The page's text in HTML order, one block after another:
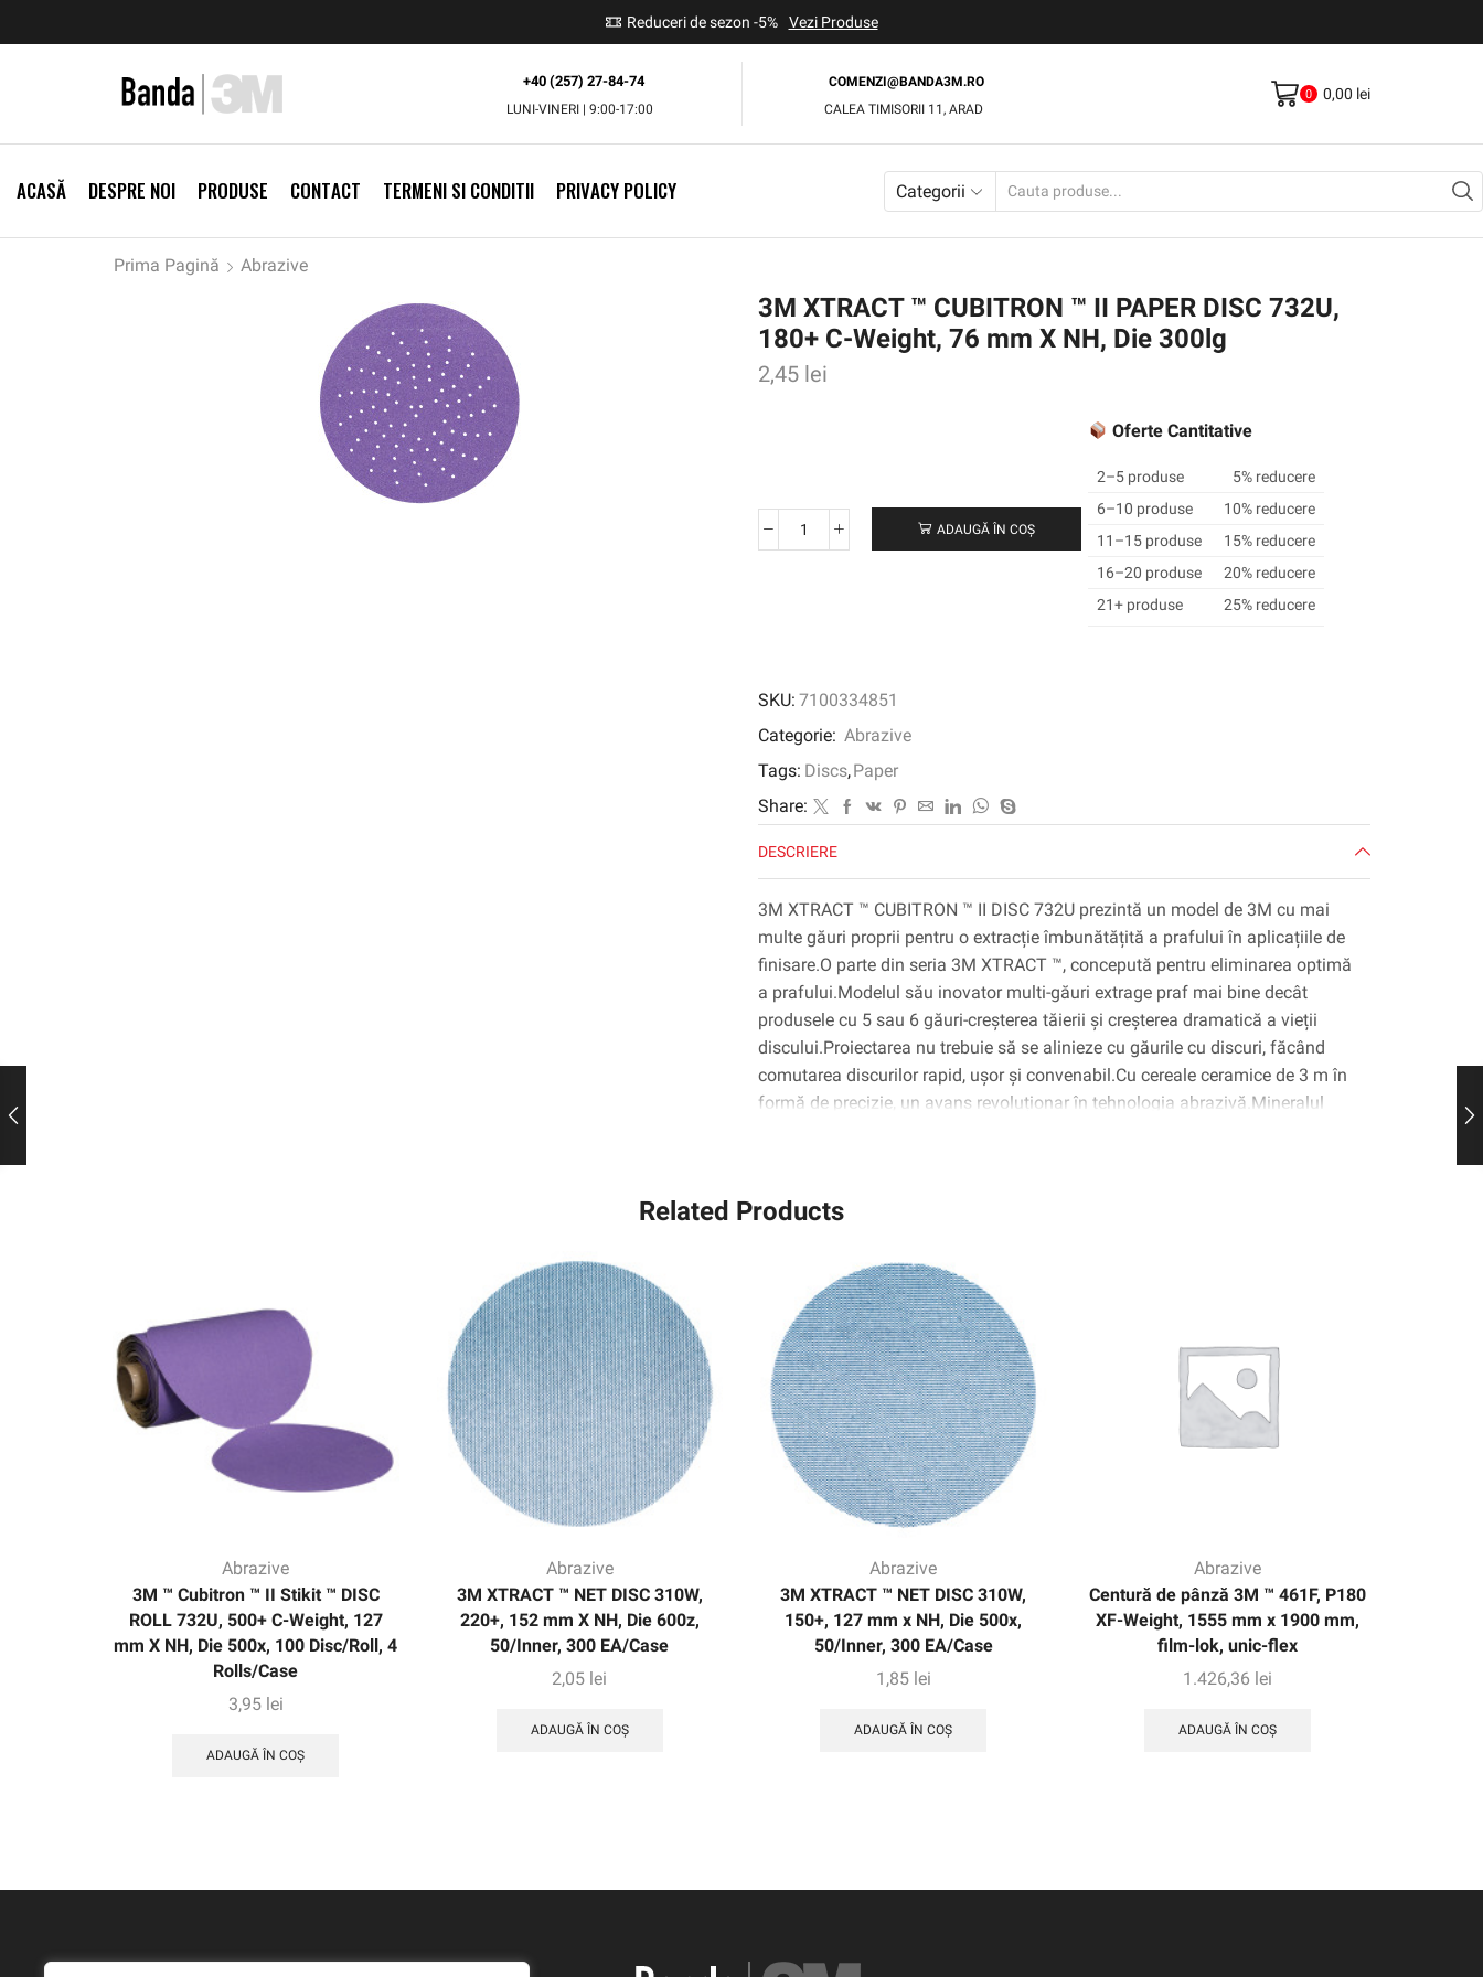
Reduceri de sezon -5% Vezi Produse
+40 (257) 27-84-74
LUNI-VINERI | 9:00-17:00
COMENZI@BANDA3M.RO
CALEA TIMISORII 11, ARAD
0 0,00 lei
ACASĂ DESPRE NOI PRODUSE CONTACT TERMENI SI CONDITII PRIVACY POLICY Categorii
Prima Pagină Abrazive
3M XTRACT ™ CUBITRON ™ II PAPER DISC 732U,
180+ C-Weight, 76 mm X NH, Die 300lg
2,45 lei
Cantitate
PAPER
DISC
180+
C-
Weight,
76
mm
X
NH,
Die
300lg
ADAUGĂ ÎN COȘ
Oferte Cantitative
2–5 produse
5% reducere
6–10 produse
10% reducere
11–15 produse
15% reducere
16–20 produse
20% reducere
21+ produse
25% reducere
SKU: 7100334851
Categorie: Abrazive
Tags: Discs,Paper
Share:
DESCRIERE
3M XTRACT ™ CUBITRON ™ II DISC 732U prezintă un model de 3M cu mai
multe găuri proprii pentru o extracție îmbunătățită a prafului în aplicațiile de
finisare.O parte din seria 3M XTRACT ™, concepută pentru eliminarea optimă
a prafului.Modelul său inovator multi-găuri extrage praf mai bine decât
produsele cu 5 sau 6 găuri-creșterea tăierii și creșterea dramatică a vieții
discului.Proiectarea nu trebuie să se alinieze cu găurile cu discuri, făcând
comutarea discurilor rapid, ușor și convenabil.Cu cereale ceramice de 3 m în
formă de precizie, un avans revoluționar în tehnologia abrazivă.Mineralul
convenționale.
Related Products
Abrazive
3M ™ Cubitron ™ II Stikit ™ DISC
ROLL 732U, 500+ C-Weight, 127
mm X NH, Die 500x, 100 Disc/Roll, 4
Rolls/Case
3,95 lei
ADAUGĂ ÎN COȘ
Abrazive
3M XTRACT ™ NET DISC 310W,
220+, 152 mm X NH, Die 600z,
50/Inner, 300 EA/Case
2,05 lei
ADAUGĂ ÎN COȘ
Abrazive
3M XTRACT ™ NET DISC 310W,
150+, 127 mm x NH, Die 500x,
50/Inner, 300 EA/Case
1,85 lei
ADAUGĂ ÎN COȘ
Abrazive
Centură de pânză 3M ™ 461F, P180
XF-Weight, 1555 mm x 1900 mm,
film-lok, unic-flex
1.426,36 lei
ADAUGĂ ÎN COȘ